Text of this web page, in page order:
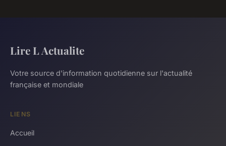
Lire L Actualite
Votre source d'information quotidienne sur l'actualité
française et mondiale
LIENS
Accueil